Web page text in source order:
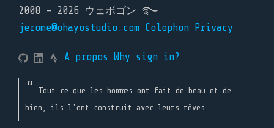
2008 - 2026 ウェボゴン ࿐
jerome@ohayostudio.com Colophon Privacy
A propos Why sign in?
Tout ce que les hommes ont fait de beau et de
bien, ils l'ont construit avec leurs rêves...